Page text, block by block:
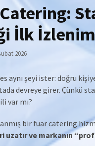
İlk İzlenim
2026
aynı şeyi ister: doğru
devreye girer. Çünkü
var mı?
bir fuar catering
uzatır ve markanın